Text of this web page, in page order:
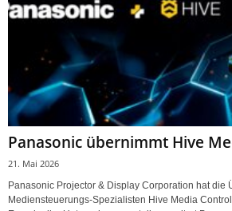
Panasonic übernimmt Hive
21. Mai 2026
Panasonic Projector & Display Corporation hat die
Mediensteuerungs-Spezialisten Hive Media